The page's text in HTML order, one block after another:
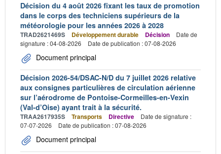
Décision du 4 août 2026 fixant les taux de promotion
dans le corps des techniciens supérieurs de la
météorologie pour les années 2026 à 2028
TRAD2621469S Développement durable Décision
Date de
signature : 04-08-2026
Date de publication : 07-08-2026
Document principal
Décision 2026-54/DSAC-N/D du 7 juillet 2026 relative
aux consignes particulières de circulation aérienne
sur l’aérodrome de Pontoise-Cormeilles-en-Vexin
(Val-d’Oise) ayant trait à la sécurité.
TRAA2617935S Transports Directive
Date de signature :
07-07-2026
Date de publication : 07-08-2026
Document principal